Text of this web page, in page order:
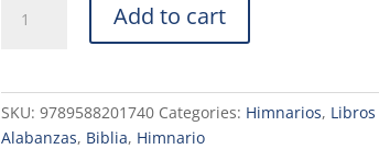
Celebremos
tapa
Add to cart
SKU: 9789588201740 Categories: Himnarios, Libros
Alabanzas, Biblia, Himnario